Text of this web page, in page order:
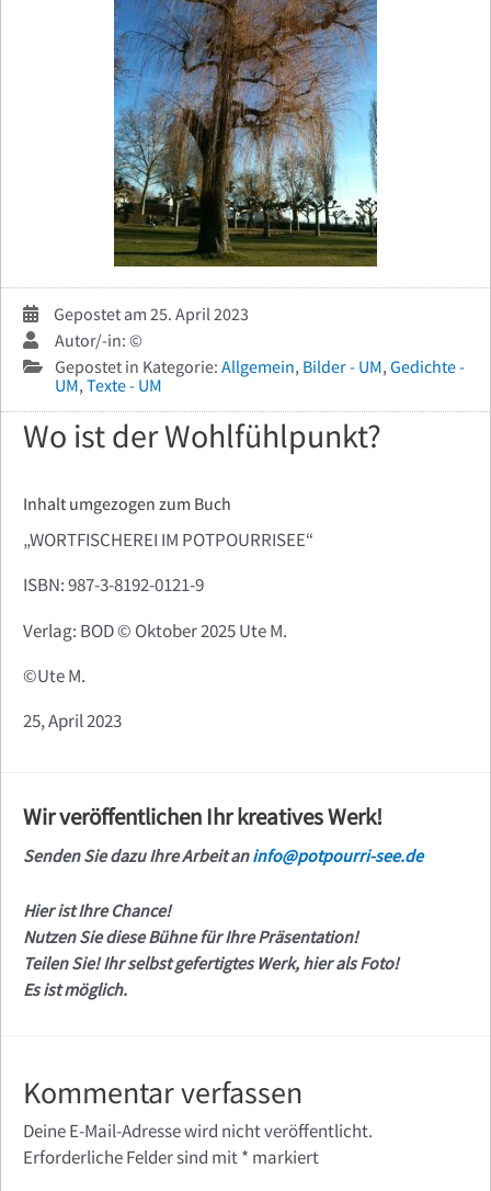
Gepostet am 25. April 2023
Autor/-in: ©
Gepostet in Kategorie: Allgemein, Bilder - UM,Gedichte -
UM,Texte - UM
Wo ist der Wohlfühlpunkt?
Inhalt umgezogen zum Buch
„WORTFISCHEREI IM POTPOURRISEE“
ISBN: 987-3-8192-0121-9
Verlag: BOD ©️ Oktober 2025 Ute M.
©️Ute M.
25, April 2023
Wir veröffentlichen Ihr kreatives Werk!
Senden Sie dazu Ihre Arbeit aninfo@potpourri-see.de
Hier ist Ihre Chance!
Nutzen Sie diese Bühne für Ihre Präsentation!
Teilen Sie! Ihr selbst gefertigtes Werk, hier als Foto!
Es ist möglich.
Kommentar verfassen
Deine E-Mail-Adresse wird nicht veröffentlicht.
Erforderliche Felder sind mit* markiert